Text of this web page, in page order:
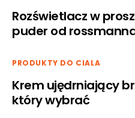
Rozświetlacz w
puder od
PRODUKTY DO CIALA
Krem ujędrniający
który wybrać